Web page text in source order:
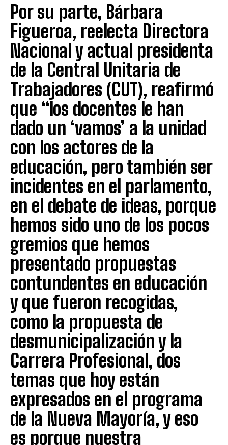
Por su parte, Bárbara
Figueroa, reelecta Directora
Nacional y actual presidenta
de la Central Unitaria de
Trabajadores (CUT), reafirmó
que “los docentes le han
dado un ‘vamos’ a la unidad
con los actores de la
educación, pero también ser
incidentes en el parlamento,
en el debate de ideas, porque
hemos sido uno de los pocos
gremios que hemos
presentado propuestas
contundentes en educación
y que fueron recogidas,
como la propuesta de
desmunicipalización y la
Carrera Profesional, dos
temas que hoy están
expresados en el programa
de la Nueva Mayoría, y eso
es porque nuestra